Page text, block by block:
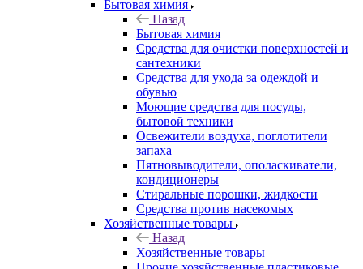
Бытовая химия
Назад
Бытовая химия
Средства для очистки поверхностей и
сантехники
Средства для ухода за одеждой и
обувью
Моющие средства для посуды,
бытовой техники
Освежители воздуха, поглотители
запаха
Пятновыводители, ополаскиватели,
кондиционеры
Стиральные порошки, жидкости
Средства против насекомых
Хозяйственные товары
Назад
Хозяйственные товары